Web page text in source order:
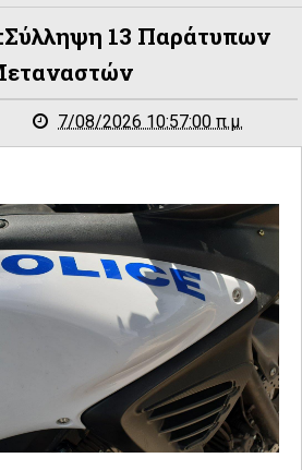
13 Παράτυπων
7/08/2026 10:57:00 π.μ.